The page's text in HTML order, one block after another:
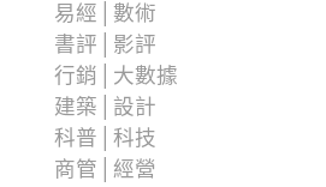
易經│數術
書評│影評
行銷│大數據
建築│設計
科普│科技
商管│經營